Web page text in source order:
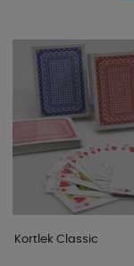
Kortlek Classic